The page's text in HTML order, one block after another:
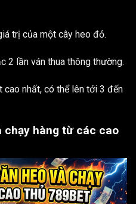
trị của một cây heo đỏ.
2 lần ván thua thông thường.
nhất, có thể lên tới 3 đến
chạy hàng từ các cao